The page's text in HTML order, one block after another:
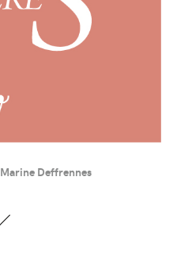
Marine Deffrennes